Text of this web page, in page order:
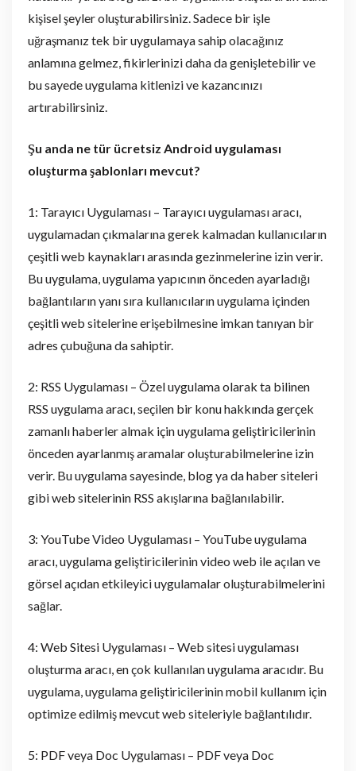
kişisel şeyler oluşturabilirsiniz. Sadece bir işle
uğraşmanız tek bir uygulamaya sahip olacağınız
anlamına gelmez, fikirlerinizi daha da genişletebilir ve
bu sayede uygulama kitlenizi ve kazancınızı
artırabilirsiniz.
Şu anda ne tür ücretsiz Android uygulaması
oluşturma şablonları mevcut?
1: Tarayıcı Uygulaması – Tarayıcı uygulaması aracı,
uygulamadan çıkmalarına gerek kalmadan kullanıcıların
çeşitli web kaynakları arasında gezinmelerine izin verir.
Bu uygulama, uygulama yapıcının önceden ayarladığı
bağlantıların yanı sıra kullanıcıların uygulama içinden
çeşitli web sitelerine erişebilmesine imkan tanıyan bir
adres çubuğuna da sahiptir.
2: RSS Uygulaması – Özel uygulama olarak ta bilinen
RSS uygulama aracı, seçilen bir konu hakkında gerçek
zamanlı haberler almak için uygulama geliştiricilerinin
önceden ayarlanmış aramalar oluşturabilmelerine izin
verir. Bu uygulama sayesinde, blog ya da haber siteleri
gibi web sitelerinin RSS akışlarına bağlanılabilir.
3: YouTube Video Uygulaması – YouTube uygulama
aracı, uygulama geliştiricilerinin video web ile açılan ve
görsel açıdan etkileyici uygulamalar oluşturabilmelerini
sağlar.
4: Web Sitesi Uygulaması – Web sitesi uygulaması
oluşturma aracı, en çok kullanılan uygulama aracıdır. Bu
uygulama, uygulama geliştiricilerinin mobil kullanım için
optimize edilmiş mevcut web siteleriyle bağlantılıdır.
5: PDF veya Doc Uygulaması – PDF veya Doc